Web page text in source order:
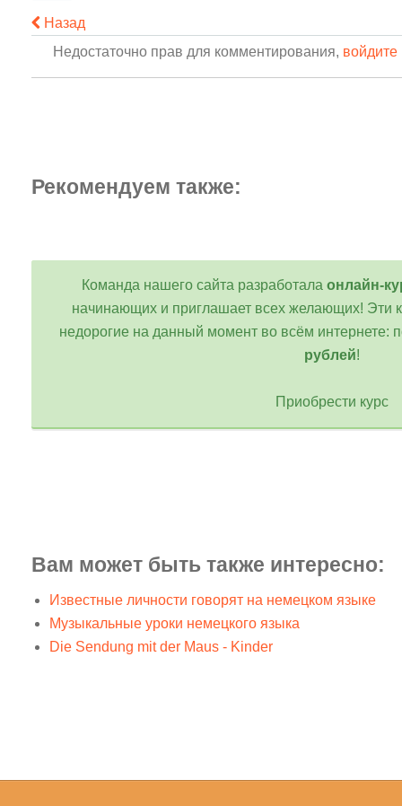
Назад
Недостаточно прав для комментирования, войдите
Рекомендуем также:
Команда нашего сайта разработала онлайн-
начинающих и приглашает всех желающих! Эти
недорогие на данный момент во всём интернете:
рублей!
Приобрести курс
Вам может быть также интересно:
Известные личности говорят на немецком языке
Музыкальные уроки немецкого языка
Die Sendung mit der Maus - Kinder